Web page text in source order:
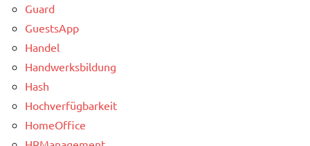
Guard
GuestsApp
Handel
Handwerksbildung
Hash
Hochverfügbarkeit
HomeOffice